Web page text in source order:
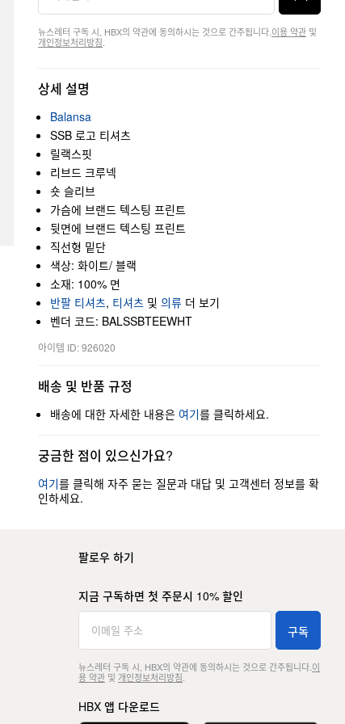
뉴스레터 구독 시, HBX의 약관에 동의하시는 것으로 간주됩니다. 이용 약관 및
개인정보처리방침
상세 설명
Balansa
SSB 로고 티셔츠
릴랙스핏
리브드 크루넥
숏 슬리브
가슴에 브랜드 텍스팅 프린트
뒷면에 브랜드 텍스팅 프린트
직선형 밑단
색상: 화이트/ 블랙
소재: 100% 면
반팔 티셔츠, 티셔츠 및 의류 더 보기
벤더 코드: BALSSBTEEWHT
아이템 ID: 926020
배송 및 반품 규정
배송에 대한 자세한 내용은 여기를 클릭하세요.
궁금한 점이 있으신가요?
여기를 클릭해 자주 묻는 질문과 대답 및 고객센터 정보를 확
인하세요.
팔로우 하기
지금 구독하면 첫 주문시 10% 할인
구독
뉴스레터 구독 시, HBX의 약관에 동의하시는 것으로 간주됩니다. 이
용 약관및 개인정보처리방침
HBX 앱 다운로드